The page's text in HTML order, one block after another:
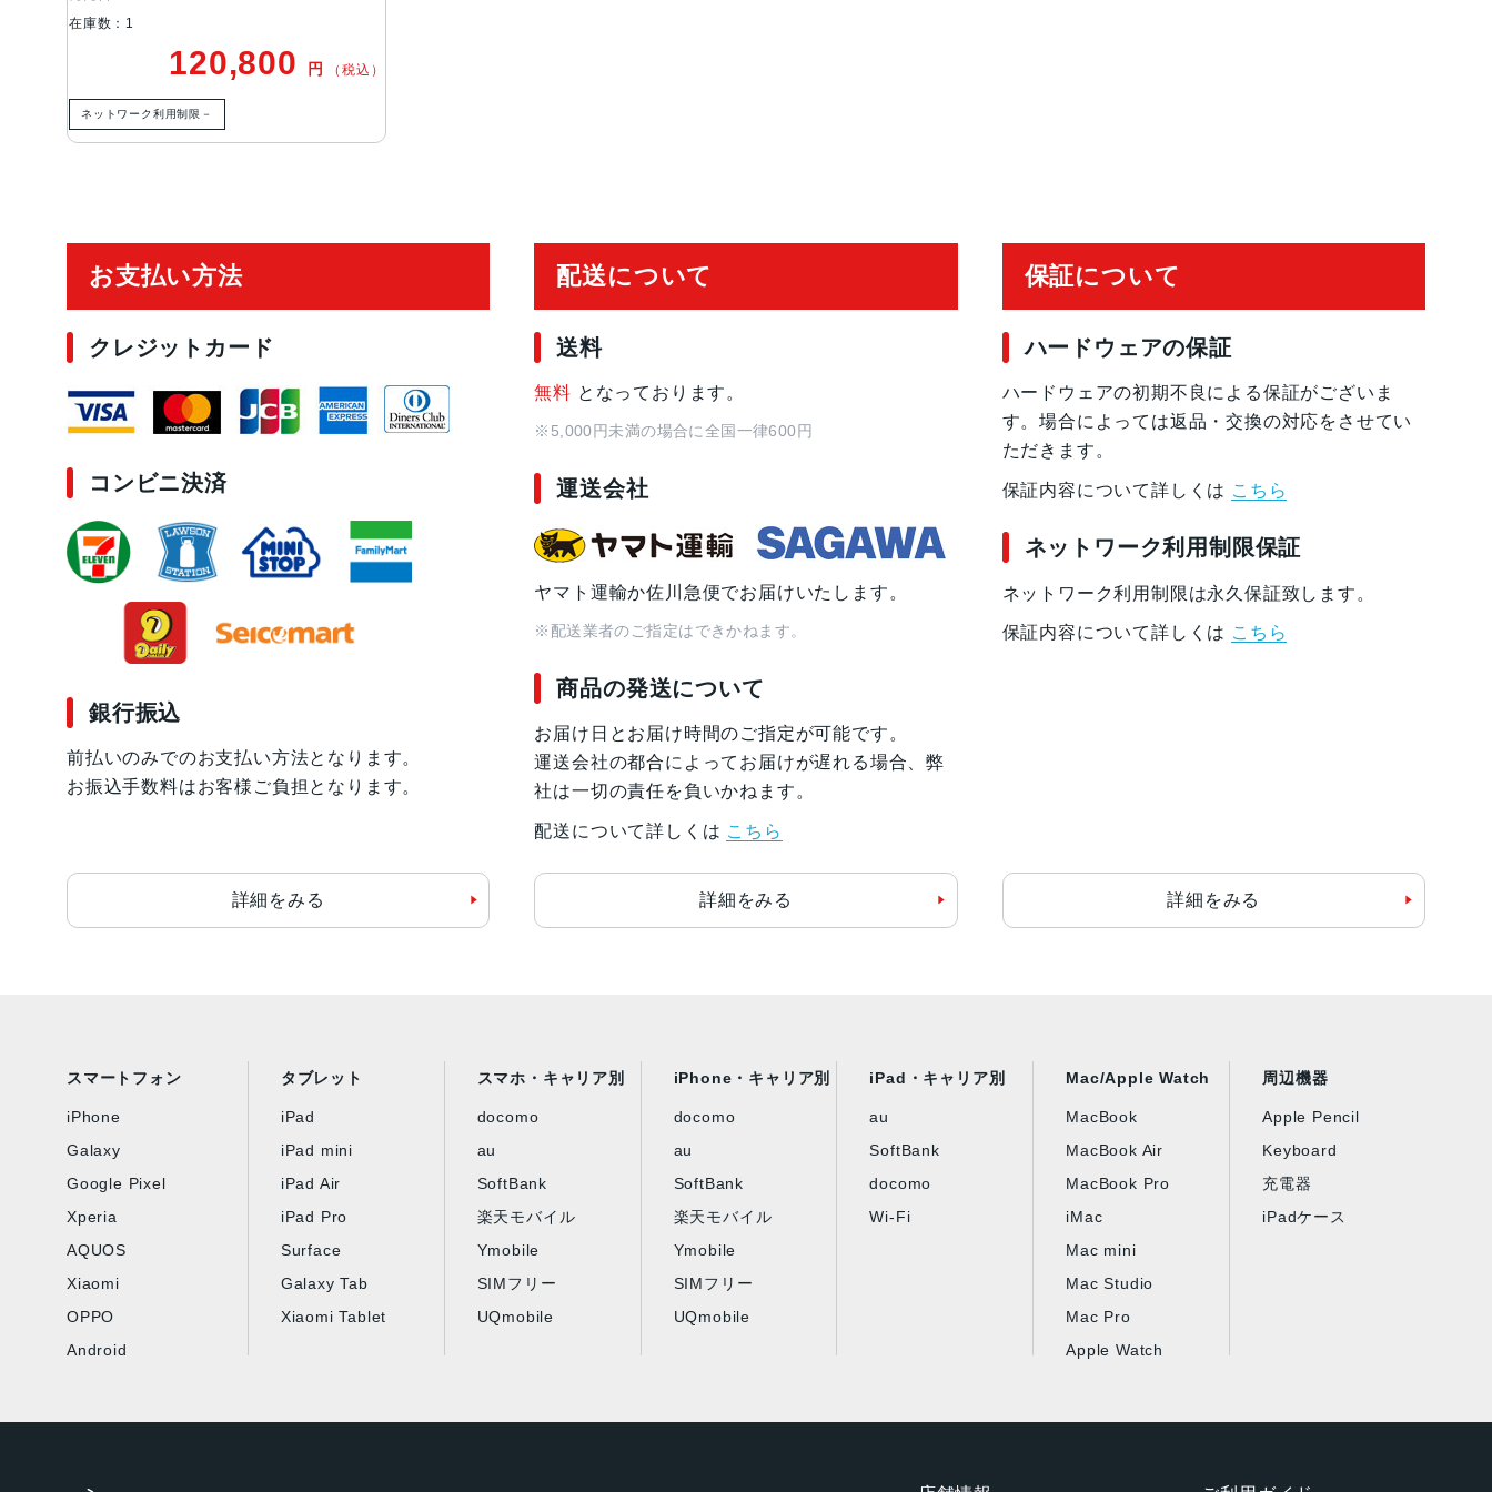
ストレージ
256GB SSD
以下のオプションに変更可能 512GB、1TB、2TB
バッテリー 52.6Whリチウムポリマーバッテリー
カメラ
1080p FaceTime HDカメラ
コンピュテーショナルビデオを活用した先進的な画像信号プロセッサ
在庫数：1
120,800 円 （税込）
ネットワーク利用制限－
お支払い方法
クレジットカード
コンビニ決済
銀行振込
前払いのみでのお支払い方法となります。
お振込手数料はお客様ご負担となります。
詳細をみる
配送について
送料
無料 となっております。
※5,000円未満の場合に全国一律600円
運送会社
ヤマト運輸か佐川急便でお届けいたします。
※配送業者のご指定はできかねます。
商品の発送について
お届け日とお届け時間のご指定が可能です。
運送会社の都合によってお届けが遅れる場合、弊
社は一切の責任を負いかねます。
配送について詳しくは こちら
詳細をみる
保証について
ハードウェアの保証
ハードウェアの初期不良による保証がございま
す。場合によっては返品・交換の対応をさせてい
ただきます。
保証内容について詳しくは こちら
ネットワーク利用制限保証
ネットワーク利用制限は永久保証致します。
保証内容について詳しくは こちら
詳細をみる
スマートフォン
iPhone
Galaxy
Google Pixel
Xperia
AQUOS
Xiaomi
OPPO
Android
タブレット
iPad
iPad mini
iPad Air
iPad Pro
Surface
Galaxy Tab
Xiaomi Tablet
スマホ・キャリア別
docomo
au
SoftBank
楽天モバイル
Ymobile
SIMフリー
UQmobile
iPhone・キャリア別
docomo
au
SoftBank
楽天モバイル
Ymobile
SIMフリー
UQmobile
iPad・キャリア別
au
SoftBank
docomo
Wi-Fi
Mac/Apple Watch
MacBook
MacBook Air
MacBook Pro
iMac
Mac mini
Mac Studio
Mac Pro
Apple Watch
周辺機器
Apple Pencil
Keyboard
充電器
iPadケース